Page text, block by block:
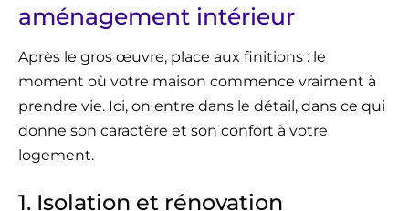
aménagement intérieur
Après le gros œuvre, place aux finitions : le
moment où votre maison commence vraiment à
prendre vie. Ici, on entre dans le détail, dans ce qui
donne son caractère et son confort à votre
logement.
1. Isolation et rénovation